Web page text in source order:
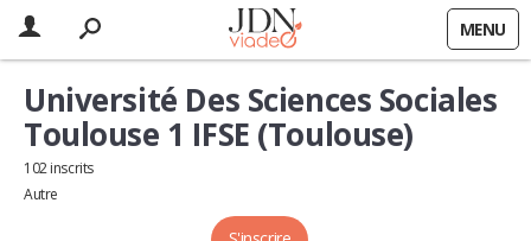
MENU
Université Des Sciences Sociales
Toulouse 1 IFSE (Toulouse)
102 inscrits
Autre